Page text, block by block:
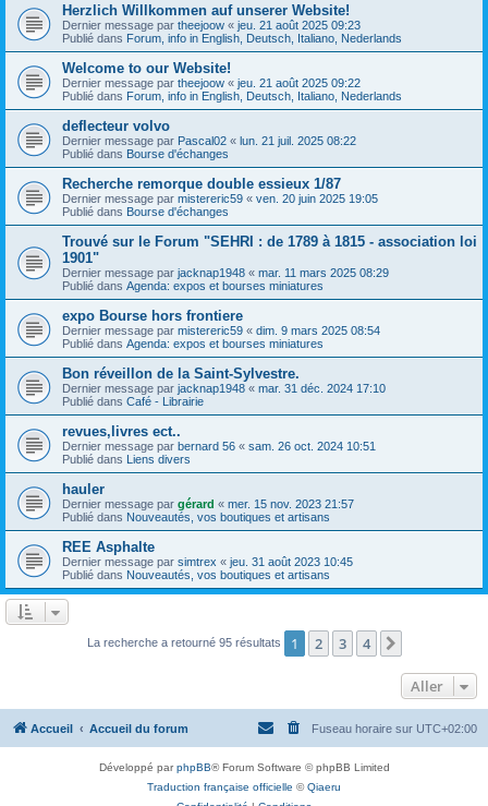
Herzlich Willkommen auf unserer Website!
Dernier message par theejoow « jeu. 21 août 2025 09:23
Publié dans Forum, info in English, Deutsch, Italiano, Nederlands
Welcome to our Website!
Dernier message par theejoow « jeu. 21 août 2025 09:22
Publié dans Forum, info in English, Deutsch, Italiano, Nederlands
deflecteur volvo
Dernier message par Pascal02 « lun. 21 juil. 2025 08:22
Publié dans Bourse d'échanges
Recherche remorque double essieux 1/87
Dernier message par mistereric59 « ven. 20 juin 2025 19:05
Publié dans Bourse d'échanges
Trouvé sur le Forum "SEHRI : de 1789 à 1815 - association loi
1901"
Dernier message par jacknap1948 « mar. 11 mars 2025 08:29
Publié dans Agenda: expos et bourses miniatures
expo Bourse hors frontiere
Dernier message par mistereric59 « dim. 9 mars 2025 08:54
Publié dans Agenda: expos et bourses miniatures
Bon réveillon de la Saint-Sylvestre.
Dernier message par jacknap1948 « mar. 31 déc. 2024 17:10
Publié dans Café - Librairie
revues,livres ect..
Dernier message par bernard 56 « sam. 26 oct. 2024 10:51
Publié dans Liens divers
hauler
Dernier message par gérard « mer. 15 nov. 2023 21:57
Publié dans Nouveautés, vos boutiques et artisans
REE Asphalte
Dernier message par simtrex « jeu. 31 août 2023 10:45
Publié dans Nouveautés, vos boutiques et artisans
La recherche a retourné 95 résultats 1 2 3 4
Aller
Accueil Accueil du forum Fuseau horaire sur UTC+02:00
Développé parphpBB® Forum Software © phpBB Limited
Traduction française officielle ©Qiaeru